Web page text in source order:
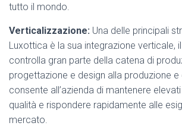
tutto il mondo.
Verticalizzazione: Una delle principali
Luxottica è la sua integrazione verticale,
controlla gran parte della catena di
progettazione e design alla produzione e
consente all’azienda di mantenere
qualità e rispondere rapidamente alle
mercato.